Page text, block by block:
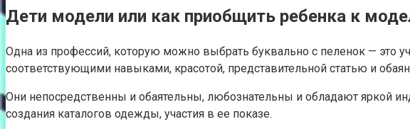
Дети модели или как приобщить ребенка к
Одна из профессий, которую можно выбрать буквально с пеленок — это
соответствующими навыками, красотой, представительной статью и
Они непосредственны и обаятельны, любознательны и обладают яркой
создания каталогов одежды, участия в ее показе.